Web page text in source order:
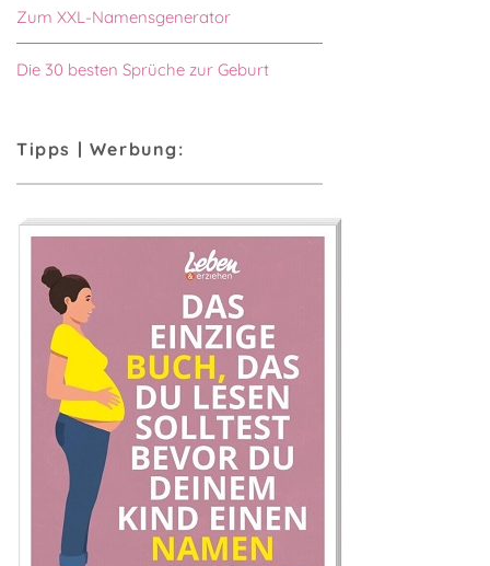
Zum XXL-Namensgenerator
Die 30 besten Sprüche zur Geburt
Tipps | Werbung: